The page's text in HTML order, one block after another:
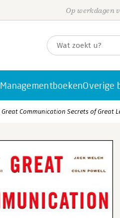
Op werkdagen
ManagementboekenOverige
Great Communication Secrets of Great